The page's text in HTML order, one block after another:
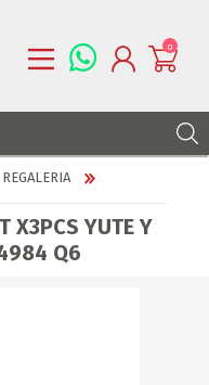
0
REGALERIA
X3PCS YUTE Y
Q6